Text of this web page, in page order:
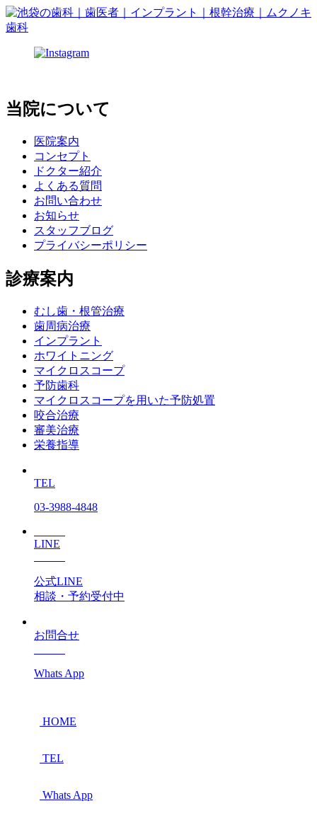
当院について
医院案内
コンセプト
ドクター紹介
よくある質問
お問い合わせ
お知らせ
スタッフブログ
プライバシーポリシー
診療案内
むし歯・根管治療
歯周病治療
インプラント
ホワイトニング
マイクロスコープ
予防歯科
マイクロスコープを用いた予防処置
咬合治療
審美治療
栄養指導
TEL
03-3988-4848
LINE
公式LINE
相談・予約受付中
お問合せ
Whats App
HOME
TEL
Whats App